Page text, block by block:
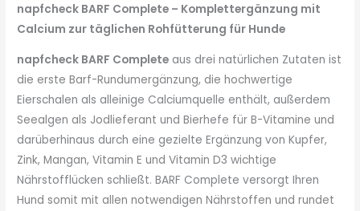
napfcheck BARF Complete – Komplettergänzung mit
Calcium zur täglichen Rohfütterung für Hunde
napfcheck BARF Complete aus drei natürlichen Zutaten ist
die erste Barf-Rundumergänzung, die hochwertige
Eierschalen als alleinige Calciumquelle enthält, außerdem
Seealgen als Jodlieferant und Bierhefe für B-Vitamine und
darüberhinaus durch eine gezielte Ergänzung von Kupfer,
Zink, Mangan, Vitamin E und Vitamin D3 wichtige
Nährstofflücken schließt. BARF Complete versorgt Ihren
Hund somit mit allen notwendigen Nährstoffen und rundet